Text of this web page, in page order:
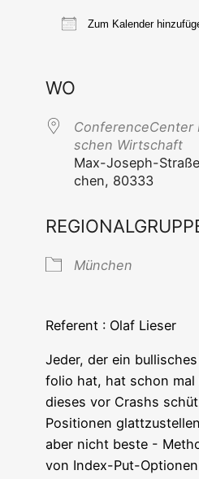
Zum Kalender
WO
schen Wirtschaft
Max-Joseph-
chen, 80333
Mün­chen
Refe­rent : Olaf Lieser
Jeder, der ein
fo­lio hat, hat schon mal
die­ses vor Crashs
Posi­tio­nen
aber nicht bes­te -
von Index-Put-